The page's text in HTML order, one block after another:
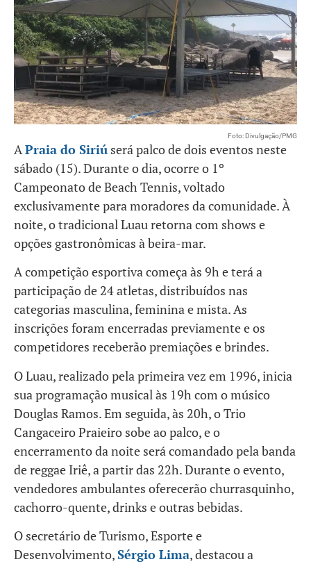
Foto: Divulgação/PMG
APraia do Siriú será palco de dois eventos neste
sábado (15). Durante o dia, ocorre o 1º
Campeonato de Beach Tennis, voltado
exclusivamente para moradores da comunidade. À
noite, o tradicional Luau retorna com shows e
opções gastronômicas à beira-mar.
A competição esportiva começa às 9h e terá a
participação de 24 atletas, distribuídos nas
categorias masculina, feminina e mista. As
inscrições foram encerradas previamente e os
competidores receberão premiações e brindes.
O Luau, realizado pela primeira vez em 1996, inicia
sua programação musical às 19h com o músico
Douglas Ramos. Em seguida, às 20h, o Trio
Cangaceiro Praieiro sobe ao palco, e o
encerramento da noite será comandado pela banda
de reggae Iriê, a partir das 22h. Durante o evento,
vendedores ambulantes oferecerão churrasquinho,
cachorro-quente, drinks e outras bebidas.
O secretário de Turismo, Esporte e
Desenvolvimento,Sérgio Lima, destacou a